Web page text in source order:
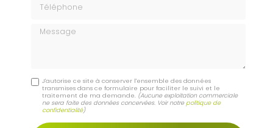
Message
J'autorise ce site à conserver l'ensemble des données
transmises dans ce formulaire pour faciliter le suivi et le
traitement de ma demande. (Aucune exploitation commerciale
ne sera faite des données concervées. Voir notrepolitique de
confidentialité)